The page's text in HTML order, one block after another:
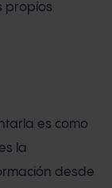
propios
es como
es la
desde